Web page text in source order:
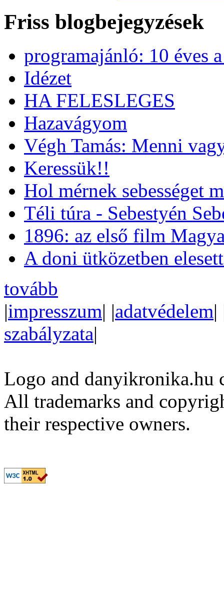
Friss blogbejegyzések
programajánló: 10 éves
Idézet
HA FELESLEGES
Hazavágyom
Végh Tamás: Menni
Keressük!!
Hol mérnek sebességet
Téli túra - Sebestyén
1896: az első film
A doni ütközetben
tovább
|impresszum| |adatvédelem|
szabályzata|
Logo and
All trademarks and
their respective owners.